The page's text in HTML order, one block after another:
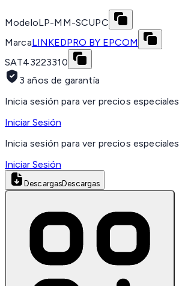
ModeloLP-MM-SCUPC
MarcaLINKEDPRO BY EPCOM
SAT43223310
3 años de garantía
Inicia sesión para ver precios especiales
Iniciar Sesión
Inicia sesión para ver precios especiales
Iniciar Sesión
DescargasDescargas